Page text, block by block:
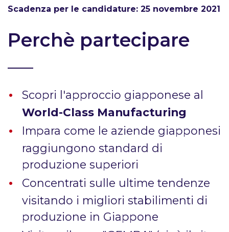
Scadenza per le candidature: 25 novembre 2021
Perchè partecipare
Scopri l'approccio giapponese al
World-Class Manufacturing
Impara come le aziende giapponesi
raggiungono standard di
produzione superiori
Concentrati sulle ultime tendenze
visitando i migliori stabilimenti di
produzione in Giappone